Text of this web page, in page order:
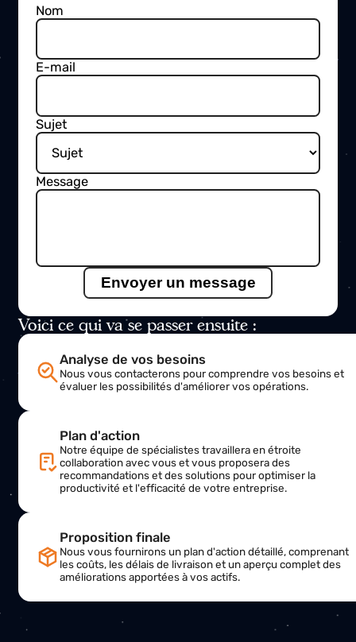
chantier soudera au cours des 20
Prenez contact avec nous
Nous sommes heureux de vous
aider
Nom
E-mail
Sujet